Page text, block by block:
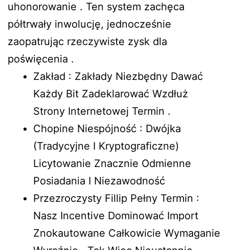
uhonorowanie . Ten system zachęca
półtrwały inwolucję, jednocześnie
zaopatrując rzeczywiste zysk dla
poświęcenia .
Zakład : Zakłady Niezbędny Dawać
Każdy Bit Zadeklarować Wzdłuż
Strony Internetowej Termin .
Chopine Niespójność : Dwójka
(Tradycyjne I Kryptograficzne)
Licytowanie Znacznie Odmienne
Posiadania I Niezawodność
Przezroczysty Fillip Pełny Termin :
Nasz Incentive Dominować Import
Znokautowane Całkowicie Wymaganie